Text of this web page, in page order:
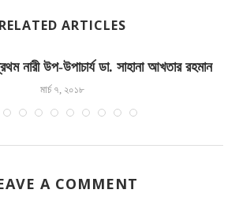
RELATED ARTICLES
নারী উপ-উপাচার্য ডা. সাহানা আখতার রহমান
মার্চ ৭, ২০১৮
A COMMENT